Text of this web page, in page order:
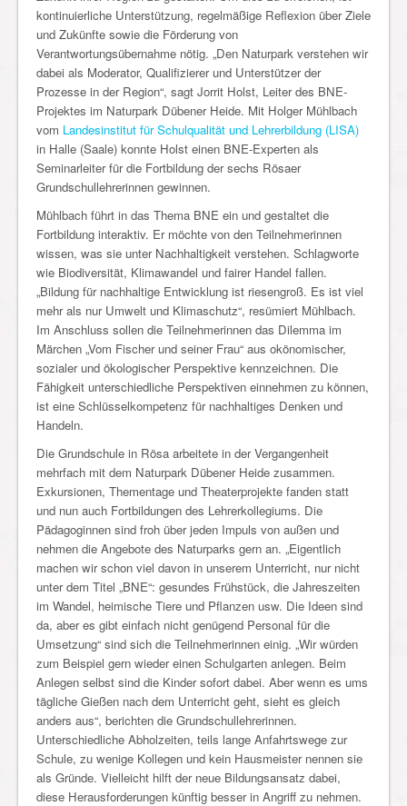
kontinuierliche Unterstützung, regelmäßige Reflexion über Ziele
und Zukünfte sowie die Förderung von
Verantwortungsübernahme nötig. „Den Naturpark verstehen wir
dabei als Moderator, Qualifizierer und Unterstützer der
Prozesse in der Region“, sagt Jorrit Holst, Leiter des BNE-
Projektes im Naturpark Dübener Heide. Mit Holger Mühlbach
vom Landesinstitut für Schulqualität und Lehrerbildung (LISA)
in Halle (Saale) konnte Holst einen BNE-Experten als
Seminarleiter für die Fortbildung der sechs Rösaer
Grundschullehrerinnen gewinnen.
Mühlbach führt in das Thema BNE ein und gestaltet die
Fortbildung interaktiv. Er möchte von den Teilnehmerinnen
wissen, was sie unter Nachhaltigkeit verstehen. Schlagworte
wie Biodiversität, Klimawandel und fairer Handel fallen.
„Bildung für nachhaltige Entwicklung ist riesengroß. Es ist viel
mehr als nur Umwelt und Klimaschutz“, resümiert Mühlbach.
Im Anschluss sollen die Teilnehmerinnen das Dilemma im
Märchen „Vom Fischer und seiner Frau“ aus okönomischer,
sozialer und ökologischer Perspektive kennzeichnen. Die
Fähigkeit unterschiedliche Perspektiven einnehmen zu können,
ist eine Schlüsselkompetenz für nachhaltiges Denken und
Handeln.
Die Grundschule in Rösa arbeitete in der Vergangenheit
mehrfach mit dem Naturpark Dübener Heide zusammen.
Exkursionen, Thementage und Theaterprojekte fanden statt
und nun auch Fortbildungen des Lehrerkollegiums. Die
Pädagoginnen sind froh über jeden Impuls von außen und
nehmen die Angebote des Naturparks gern an. „Eigentlich
machen wir schon viel davon in unserem Unterricht, nur nicht
unter dem Titel „BNE“: gesundes Frühstück, die Jahreszeiten
im Wandel, heimische Tiere und Pflanzen usw. Die Ideen sind
da, aber es gibt einfach nicht genügend Personal für die
Umsetzung“ sind sich die Teilnehmerinnen einig. „Wir würden
zum Beispiel gern wieder einen Schulgarten anlegen. Beim
Anlegen selbst sind die Kinder sofort dabei. Aber wenn es ums
tägliche Gießen nach dem Unterricht geht, sieht es gleich
anders aus“, berichten die Grundschullehrerinnen.
Unterschiedliche Abholzeiten, teils lange Anfahrtswege zur
Schule, zu wenige Kollegen und kein Hausmeister nennen sie
als Gründe. Vielleicht hilft der neue Bildungsansatz dabei,
diese Herausforderungen künftig besser in Angriff zu nehmen.